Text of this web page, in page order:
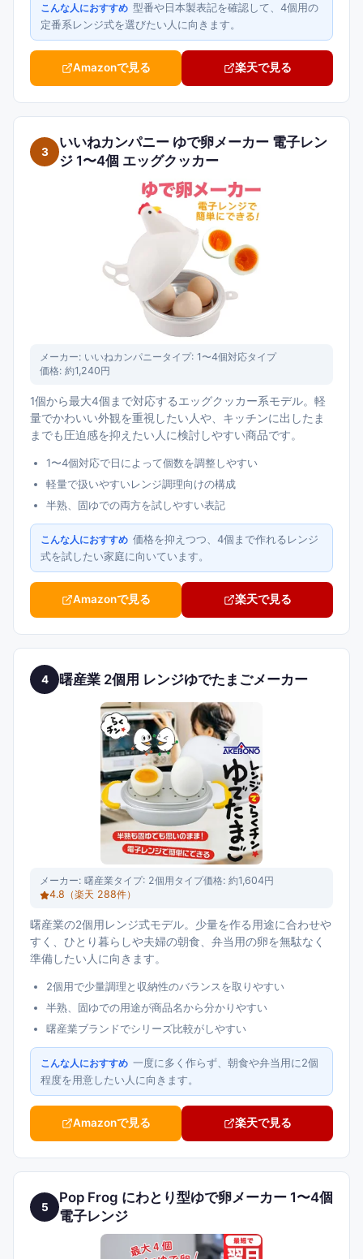
こんな人におすすめ 型番や日本製表記を確認して、4個用の
定番系レンジ式を選びたい人に向きます。
Amazonで見る 楽天で見る
3
いいねカンパニー ゆで卵メーカー 電子レン
ジ 1〜4個 エッグクッカー
メーカー: いいねカンパニータイプ: 1〜4個対応タイプ
価格: 約1,240円
1個から最大4個まで対応するエッグクッカー系モデル。軽
量でかわいい外観を重視したい人や、キッチンに出したま
までも圧迫感を抑えたい人に検討しやすい商品です。
1〜4個対応で日によって個数を調整しやすい
軽量で扱いやすいレンジ調理向けの構成
半熟、固ゆでの両方を試しやすい表記
こんな人におすすめ 価格を抑えつつ、4個まで作れるレンジ
式を試したい家庭に向いています。
Amazonで見る 楽天で見る
4 曙産業 2個用 レンジゆでたまごメーカー
メーカー: 曙産業タイプ: 2個用タイプ価格: 約1,604円
4.8 （楽天 288件）
曙産業の2個用レンジ式モデル。少量を作る用途に合わせや
すく、ひとり暮らしや夫婦の朝食、弁当用の卵を無駄なく
準備したい人に向きます。
2個用で少量調理と収納性のバランスを取りやすい
半熟、固ゆでの用途が商品名から分かりやすい
曙産業ブランドでシリーズ比較がしやすい
こんな人におすすめ 一度に多く作らず、朝食や弁当用に2個
程度を用意したい人に向きます。
Amazonで見る 楽天で見る
5
Pop Frog にわとり型ゆで卵メーカー 1〜4個
電子レンジ